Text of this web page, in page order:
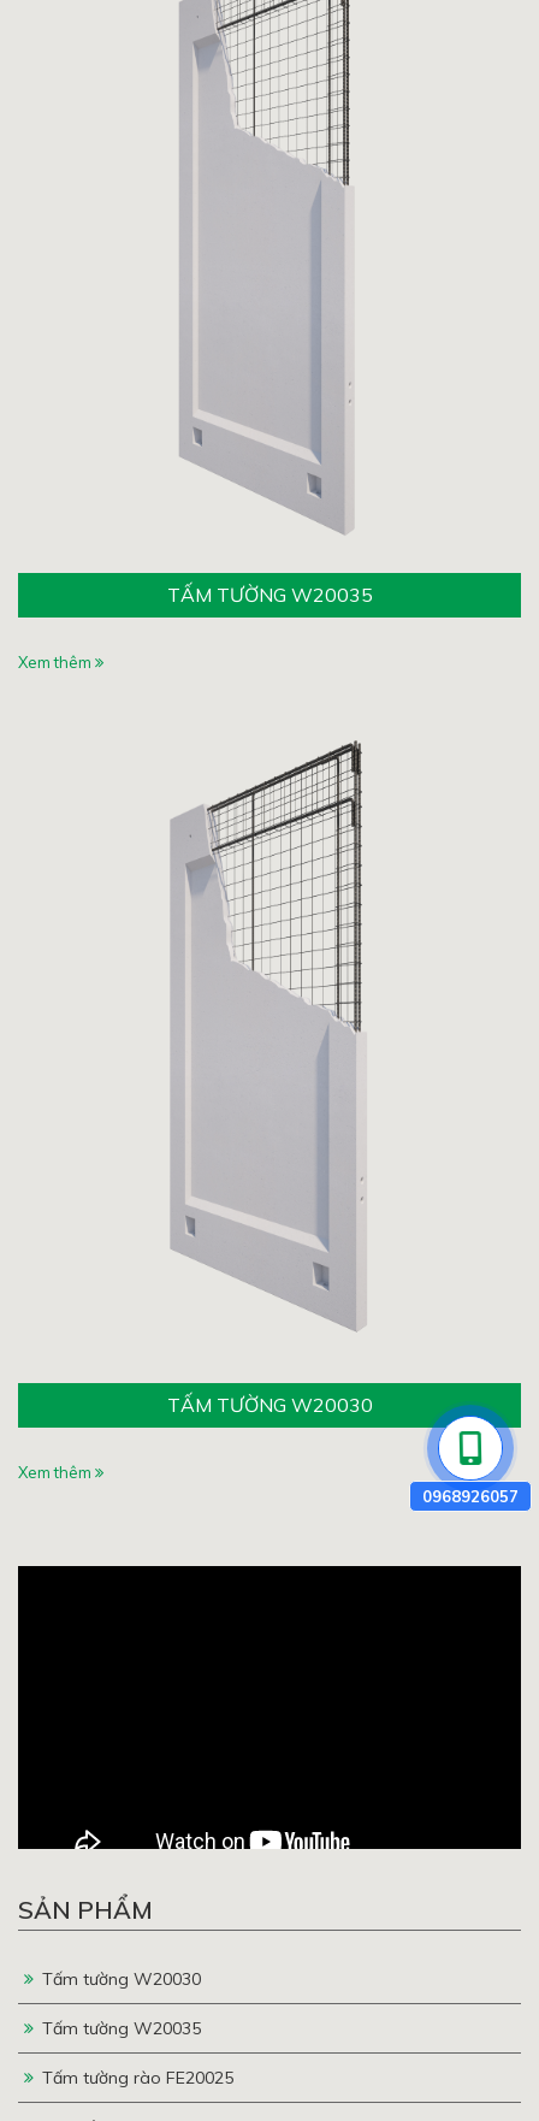
TẤM TƯỜNG W20035
Xem thêm
TẤM TƯỜNG W20030
Xem thêm
SẢN PHẨM
Tấm tường W20030
Tấm tường W20035
Tấm tường rào FE20025